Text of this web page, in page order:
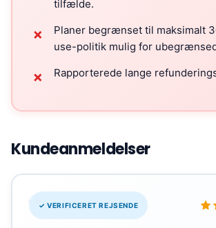
tilfælde.
✗
Planer begrænset til maksimalt
use-politik mulig for
✗ Rapporterede lange
Kundeanmeldelser
✓ VERIFICERET REJSENDE
“